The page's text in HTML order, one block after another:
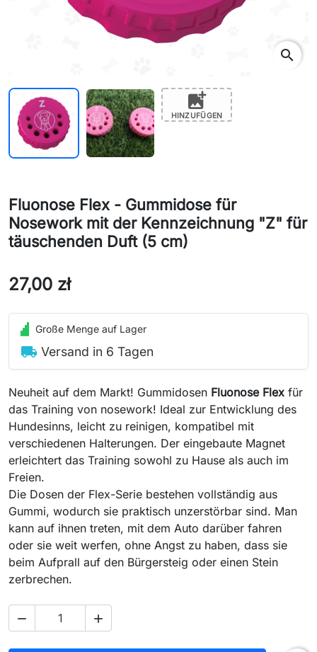
search
Zdjęcie od: Aleksandra L.
star
"Już od dawna ciekawiły mnie te puszki. Rzeczywiście
bardzo trudno je zniszczyć, są elastyczne i dają..."
add_photo_alternate
HINZUFÜGEN
Fluonose Flex - Gummidose für
Nosework mit der Kennzeichnung "Z" für
täuschenden Duft (5 cm)
27,00 zł
Große Menge auf Lager
local_shipping Versand in 6 Tagen
Neuheit auf dem Markt! Gummidosen Fluonose Flex für
das Training von nosework! Ideal zur Entwicklung des
Hundesinns, leicht zu reinigen, kompatibel mit
verschiedenen Halterungen. Der eingebaute Magnet
erleichtert das Training sowohl zu Hause als auch im
Freien.
Die Dosen der Flex-Serie bestehen vollständig aus
Gummi, wodurch sie praktisch unzerstörbar sind. Man
kann auf ihnen treten, mit dem Auto darüber fahren
oder sie weit werfen, ohne Angst zu haben, dass sie
beim Aufprall auf den Bürgersteig oder einen Stein
zerbrechen.
 